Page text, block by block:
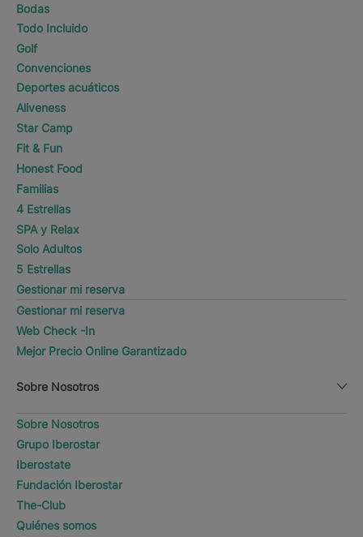
Bodas
Todo Incluido
Golf
Convenciones
Deportes acuáticos
Aliveness
Star Camp
Fit & Fun
Honest Food
Familias
4 Estrellas
SPA y Relax
Solo Adultos
5 Estrellas
Gestionar mi reserva
Gestionar mi reserva
Web Check -In
Mejor Precio Online Garantizado
Sobre Nosotros
Sobre Nosotros
Grupo Iberostar
Iberostate
Fundación Iberostar
The-Club
Quiénes somos